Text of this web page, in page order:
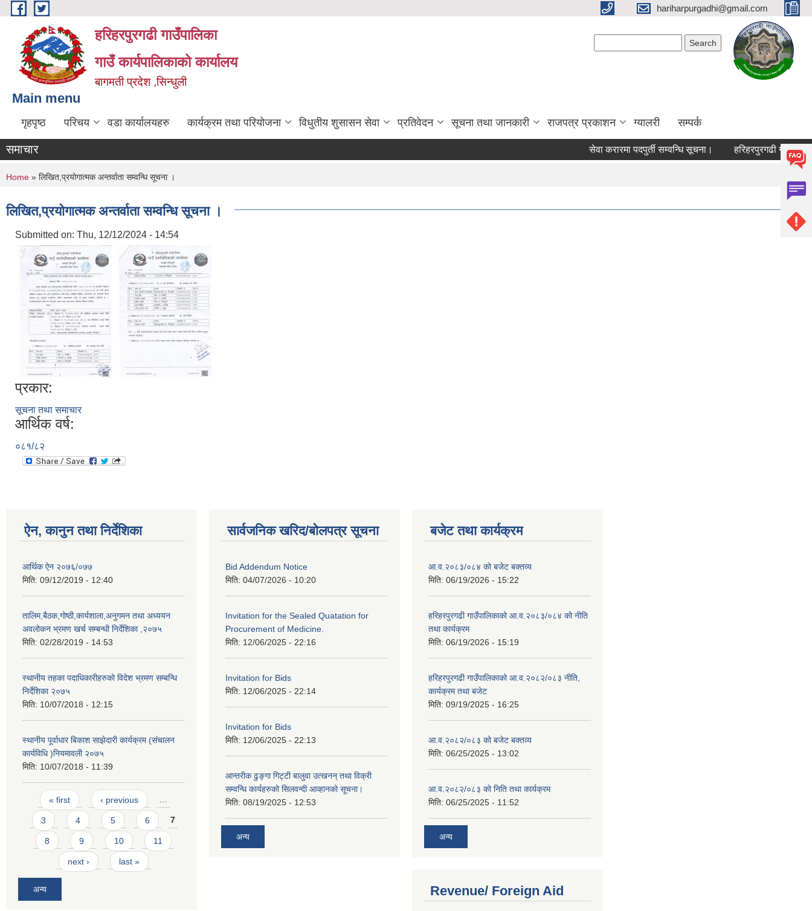
Skip to main content hariharpurgadhi@gmail.com
हरिहरपुरगढी गाउँपालिका
गाउँ कार्यपालिकाको कार्यालय
बागमती प्रदेश ,सिन्धुली
Main menu
गृहपृष्ठ परिचय वडा कार्यालयहरु कार्यक्रम तथा परियोजना विधुतीय शुसासन सेवा प्रतिवेदन सूचना तथा जानकारी राजपत्र प्रकाशन ग्यालरी सम्पर्क
समाचार सेवा करारमा पदपुर्ती सम्वन्धि सूचना। हरिहरपुरगढी
You are here
Home » लिखित,प्रयोगात्मक अन्तर्वाता सम्वन्धि सूचना ।
लिखित,प्रयोगात्मक अन्तर्वाता सम्वन्धि सूचना ।
Submitted on: Thu, 12/12/2024 - 14:54
प्रकार:
सूचना तथा समाचार
आर्थिक वर्ष:
०८१/८२
ऐन, कानुन तथा निर्देशिका
आर्थिक ऐन २०७६/०७७
मिति: 09/12/2019 - 12:40
तालिम,बैठक,गोष्ठी,कार्यशाला,अनुगमन तथा अध्ययन
अवलोकन भ्रमण खर्च सम्बन्धी निर्देशिका ,२०७५
मिति: 02/28/2019 - 14:53
स्थानीय तहका पदाधिकारीहरुको विदेश भ्रमण सम्बन्धि
निर्देशिका २०७५
मिति: 10/07/2018 - 12:15
स्थानीय पूर्वाधार बिकाश साझेदारी कार्यक्रम (संचालन
कार्यविधि )नियमावली २०७५
मिति: 10/07/2018 - 11:39
Pages
« first ‹ previous …
3 4 5 6 7
8 9 10 11
next › last »
अन्य
सार्वजनिक खरिद/बोलपत्र सूचना
Bid Addendum Notice
मिति: 04/07/2026 - 10:20
Invitation for the Sealed Quatation for
Procurement of Medicine.
मिति: 12/06/2025 - 22:16
Invitation for Bids
मिति: 12/06/2025 - 22:14
Invitation for Bids
मिति: 12/06/2025 - 22:13
आन्तरीक ढुङ्गा गिट्टी बालुवा उत्खनन् तथा विक्री
सम्वन्धि कार्यहरुको सिलवन्दी आव्हानको सूचना।
मिति: 08/19/2025 - 12:53
अन्य
बजेट तथा कार्यक्रम
आ.व.२०८३/०८४ को बजेट बक्तव्य
मिति: 06/19/2026 - 15:22
हरिहरपुरगढी गाउँपालिकाको आ.व.२०८३/०८४ को नीति
तथा कार्यक्रम
मिति: 06/19/2026 - 15:19
हरिहरपुरगढी गाउँपालिकाको आ.व.२०८२/०८३ नीति,
कार्यक्रम तथा बजेट
मिति: 09/19/2025 - 16:25
आ.व.२०८२/०८३ को बजेट बक्तव्य
मिति: 06/25/2025 - 13:02
आ.व.२०८२/०८३ को निति तथा कार्यक्रम
मिति: 06/25/2025 - 11:52
अन्य
Revenue/ Foreign Aid